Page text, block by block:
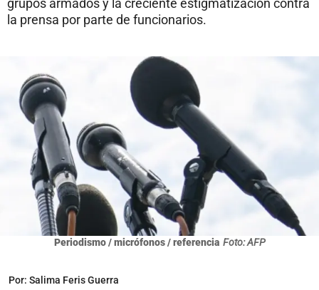
grupos armados y la creciente estigmatización contra
la prensa por parte de funcionarios.
Periodismo / micrófonos / referencia Foto: AFP
Por: Salima Feris Guerra